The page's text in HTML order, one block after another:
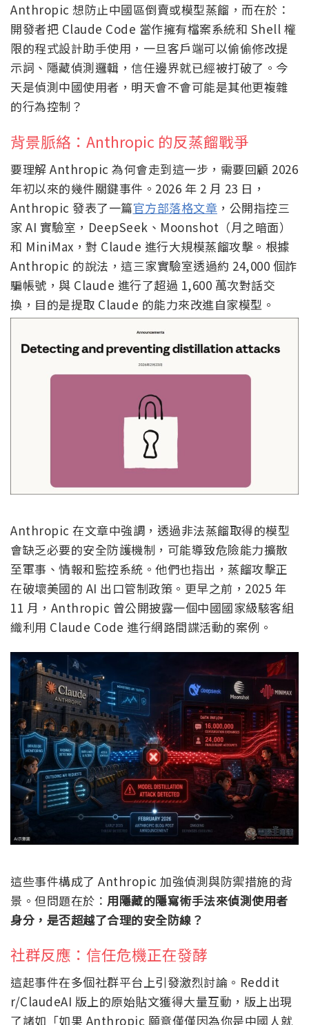
Anthropic 想防止中國區倒賣或模型蒸餾，而在於：
開發者把 Claude Code 當作擁有檔案系統和 Shell 權
限的程式設計助手使用，一旦客戶端可以偷偷修改提
示詞、隱藏偵測邏輯，信任邊界就已經被打破了。今
天是偵測中國使用者，明天會不會可能是其他更複雜
的行為控制？
背景脈絡：Anthropic 的反蒸餾戰爭
要理解 Anthropic 為何會走到這一步，需要回顧 2026
年初以來的幾件關鍵事件。2026 年 2 月 23 日，
Anthropic 發表了一篇官方部落格文章 ，公開指控三
家 AI 實驗室，DeepSeek、Moonshot（月之暗面）
和 MiniMax，對 Claude 進行大規模蒸餾攻擊。根據
Anthropic 的說法，這三家實驗室透過約 24,000 個詐
騙帳號，與 Claude 進行了超過 1,600 萬次對話交
換，目的是提取 Claude 的能力來改進自家模型。
Anthropic 在文章中強調，透過非法蒸餾取得的模型
會缺乏必要的安全防護機制，可能導致危險能力擴散
至軍事、情報和監控系統。他們也指出，蒸餾攻擊正
在破壞美國的 AI 出口管制政策。更早之前，2025 年
11 月，Anthropic 曾公開披露一個中國國家級駭客組
織利用 Claude Code 進行網路間諜活動的案例。
這些事件構成了 Anthropic 加強偵測與防禦措施的背
景。但問題在於： 用隱藏的隱寫術手法來偵測使用者
身分，是否超越了合理的安全防線？
社群反應：信任危機正在發酵
這起事件在多個社群平台上引發激烈討論。Reddit
r/ClaudeAI 版上的原始貼文獲得大量互動，版上出現
了諸如「如果 Anthropic 願意僅僅因為你是中國人就